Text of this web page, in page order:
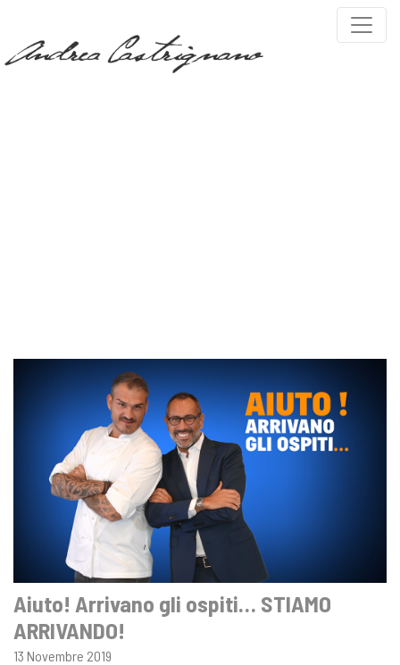
Aiuto! Arrivano gli ospiti… STIAMO
ARRIVANDO!
13 Novembre 2019